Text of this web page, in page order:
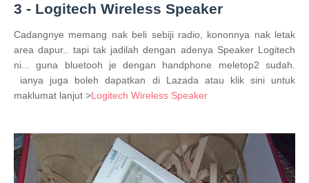
3 - Logitech Wireless Speaker
Cadangnye memang nak beli sebiji radio, kononnya nak letak
area dapur.. tapi tak jadilah dengan adenya Speaker Logitech
ni... guna bluetooh je dengan handphone meletop2 sudah.
ianya juga boleh dapatkan di Lazada atau klik sini untuk
maklumat lanjut >Logitech Wireless Speaker